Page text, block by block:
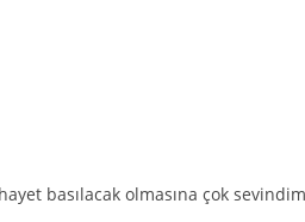
basılacak olmasına çok